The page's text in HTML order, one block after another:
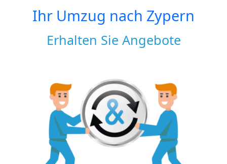
Ihr Umzug nach Zypern
Erhalten Sie Angebote